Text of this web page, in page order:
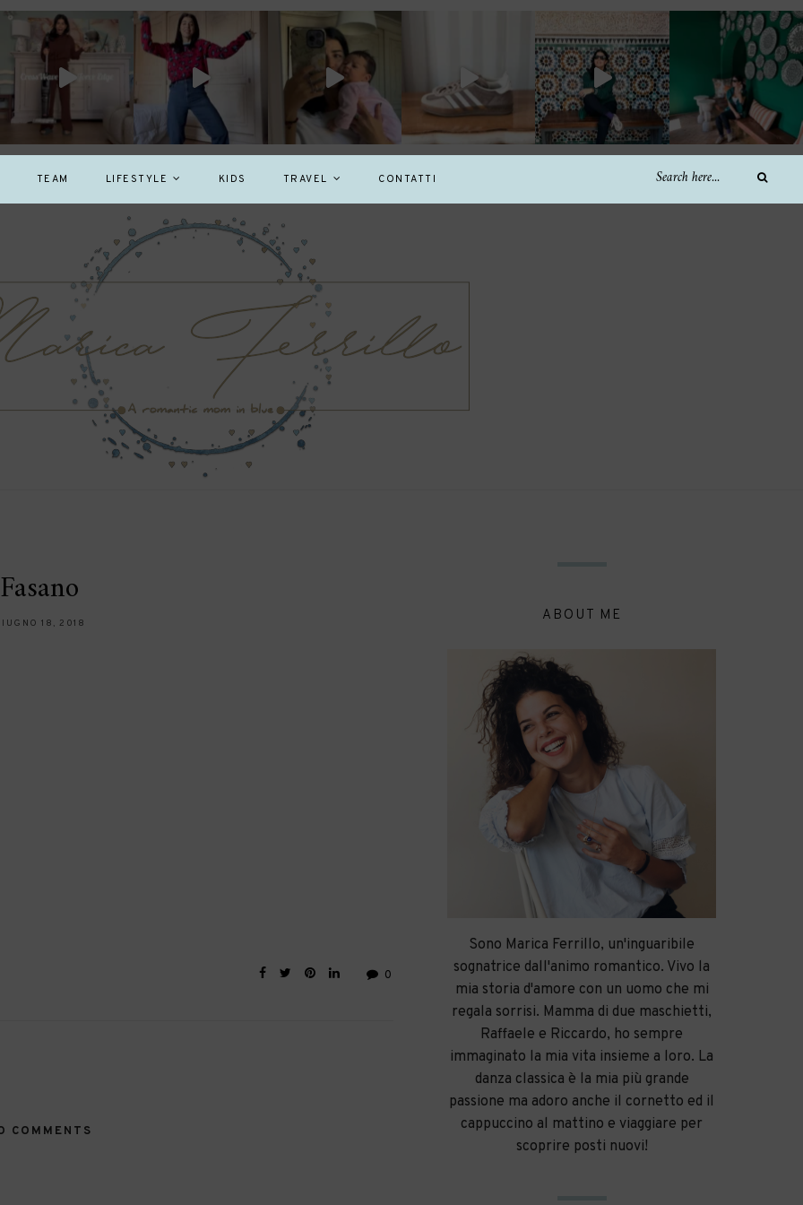
TEAM LIFESTYLE KIDS TRAVEL CONTATTI
Fasano
18, 2018
0
COMMENTS
ABOUT ME
Sono Marica Ferrillo, un'inguaribile
sognatrice dall'animo romantico. Vivo la
mia storia d'amore con un uomo che mi
regala sorrisi. Mamma di due maschietti,
Raffaele e Riccardo, ho sempre
immaginato la mia vita insieme a loro. La
danza classica è la mia più grande
passione ma adoro anche il cornetto ed il
cappuccino al mattino e viaggiare per
scoprire posti nuovi!